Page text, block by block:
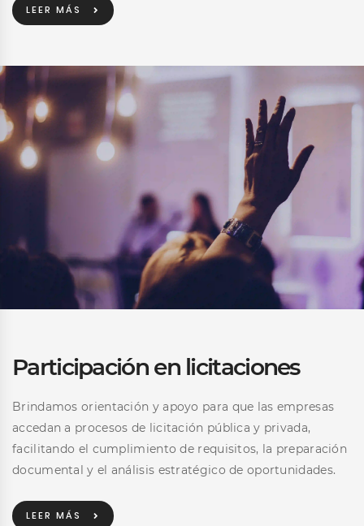
LEER MÁS
Participación en licitaciones
Brindamos orientación y apoyo para que las empresas
accedan a procesos de licitación pública y privada,
facilitando el cumplimiento de requisitos, la preparación
documental y el análisis estratégico de oportunidades.
LEER MÁS